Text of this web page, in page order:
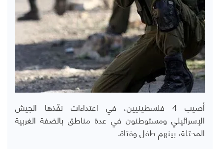
أصيب 4 فلسطينيين، في اعتداءات نفّذها الجيش
الإسرائيلي ومستوطنون في عدة مناطق بالضفة الغربية
المحتلة، بينهم طفل وفتاة.